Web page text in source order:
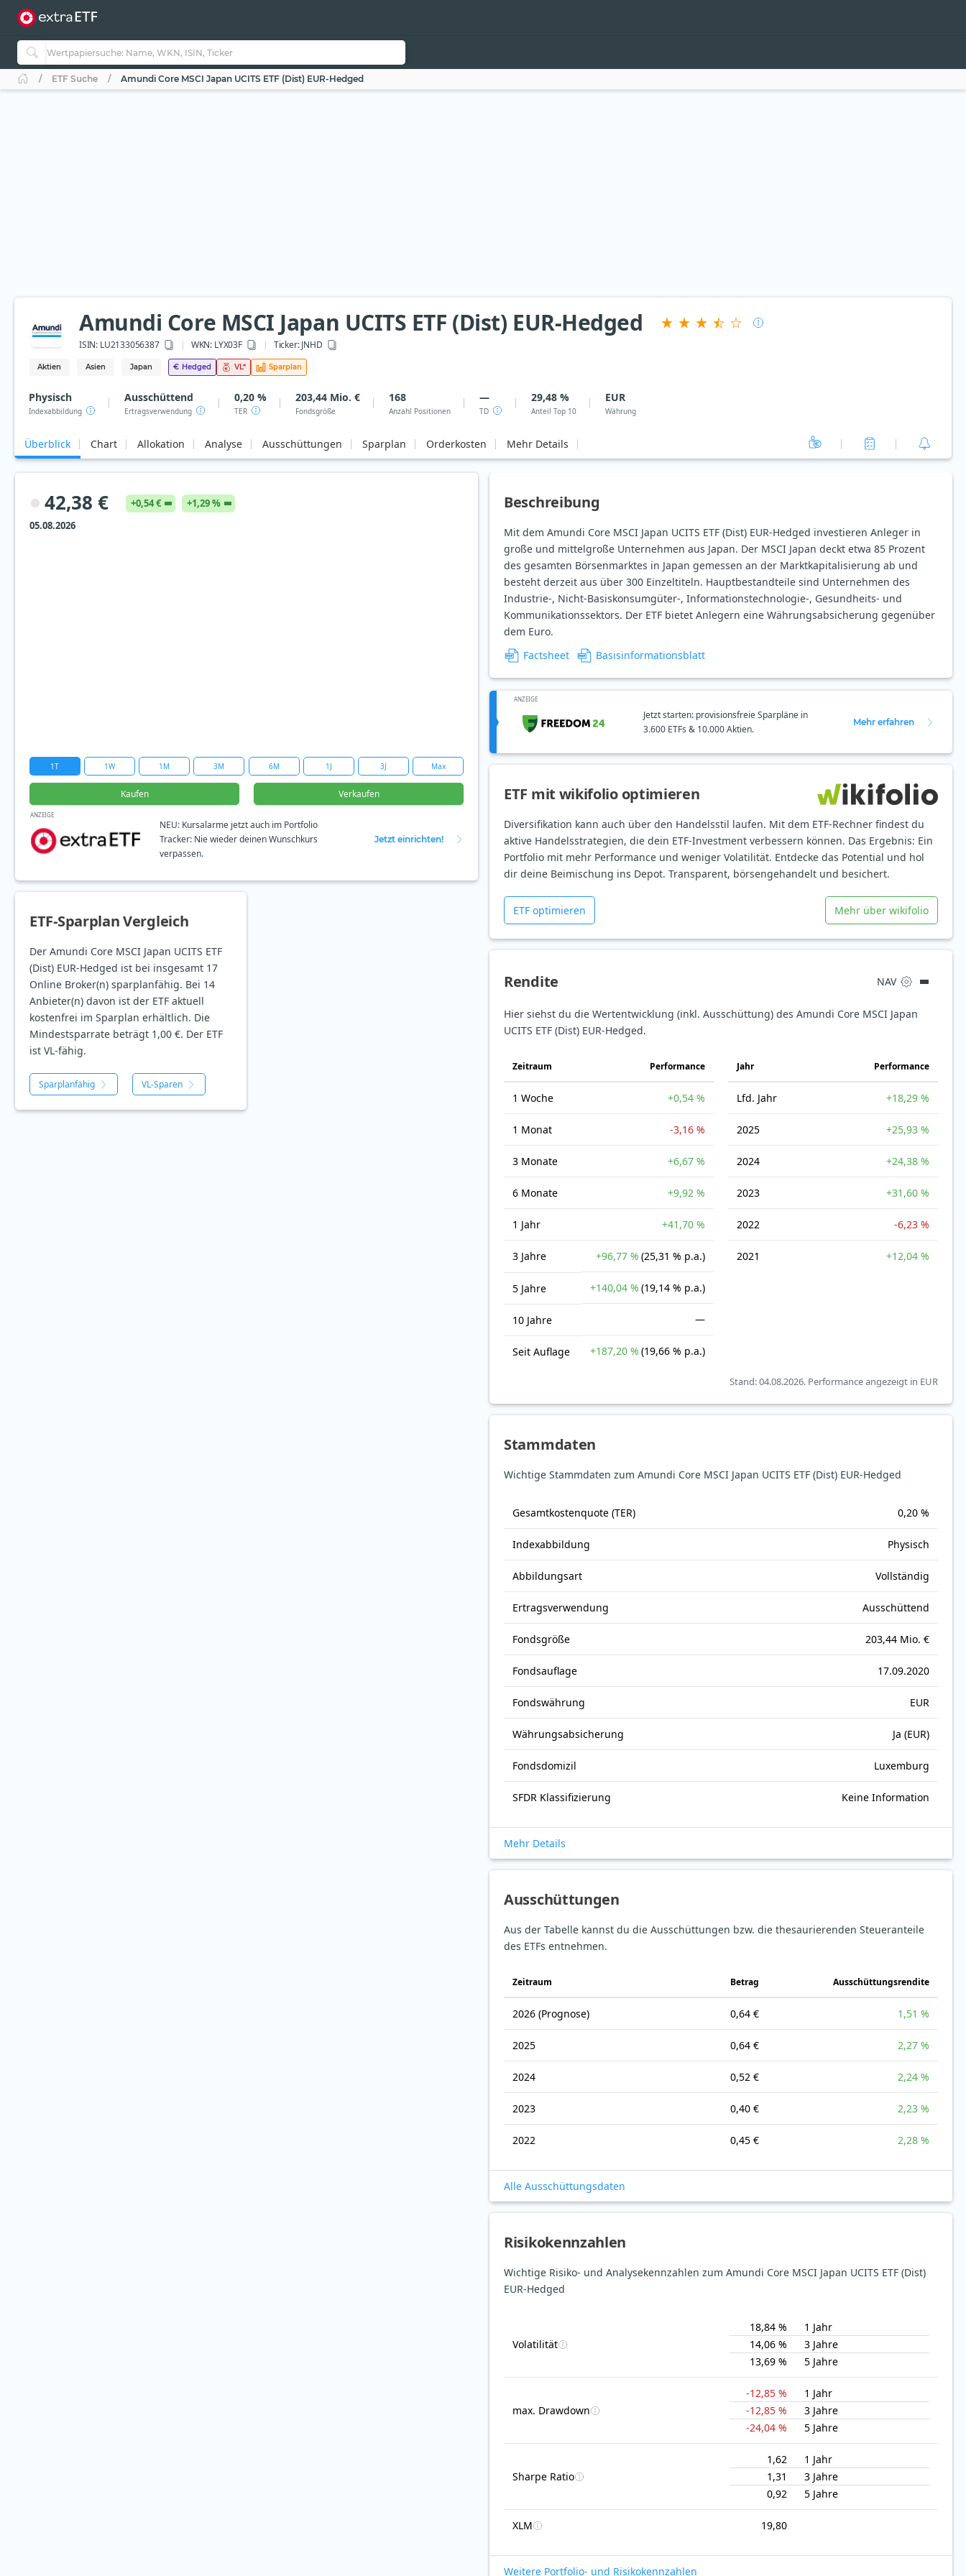
ETF Suche Amundi Core MSCI Japan UCITS ETF (Dist) EUR-Hedged
Amundi Core MSCI Japan UCITS ETF (Dist) EUR-Hedged
ISIN: LU2133056387 WKN: LYX03F Ticker:JNHD
Aktien Asien Japan € Hedged VL* Sparplan
Physisch
Indexabbildung
Ausschüttend
Ertragsverwendung
0,20 %
TER
203,44 Mio. €
Fondsgröße
168
Anzahl Positionen
—
TD
29,48 %
Anteil Top 10
EUR
Währung
Überblick Chart Allokation Analyse Ausschüttungen Sparplan Orderkosten Mehr Details
42,38 € +0,54 €
+1,29 %
05.08.2026
1T 1W 1M 3M 6M 1J 3J Max
Kaufen Verkaufen
ANZEIGE
NEU: Kursalarme jetzt auch im Portfolio
Tracker: Nie wieder deinen Wunschkurs
verpassen.
Jetzt einrichten!
ETF-Sparplan Vergleich
Der Amundi Core MSCI Japan UCITS ETF
(Dist) EUR-Hedged ist bei insgesamt 17
Online Broker(n) sparplanfähig. Bei 14
Anbieter(n) davon ist der ETF aktuell
kostenfrei im Sparplan erhältlich. Die
Mindestsparrate beträgt 1,00 €. Der ETF
ist VL-fähig.
Sparplanfähig VL-Sparen
Beschreibung
Mit dem Amundi Core MSCI Japan UCITS ETF (Dist) EUR-Hedged investieren Anleger in
große und mittelgroße Unternehmen aus Japan. Der MSCI Japan deckt etwa 85 Prozent
des gesamten Börsenmarktes in Japan gemessen an der Marktkapitalisierung ab und
besteht derzeit aus über 300 Einzeltiteln. Hauptbestandteile sind Unternehmen des
Industrie-, Nicht-Basiskonsumgüter-, Informationstechnologie-, Gesundheits- und
Kommunikationssektors. Der ETF bietet Anlegern eine Währungsabsicherung gegenüber
dem Euro.
Factsheet
Basisinformationsblatt
ANZEIGE
Jetzt starten: provisionsfreie Sparpläne in
3.600 ETFs & 10.000 Aktien.
Mehr erfahren
ETF mit wikifolio optimieren
Diversifikation kann auch über den Handelsstil laufen. Mit dem ETF-Rechner findest du
aktive Handelsstrategien, die dein ETF-Investment verbessern können. Das Ergebnis: Ein
Portfolio mit mehr Performance und weniger Volatilität. Entdecke das Potential und hol
dir deine Beimischung ins Depot. Transparent, börsengehandelt und besichert.
ETF optimieren Mehr über wikifolio
Rendite NAV
Hier siehst du die Wertentwicklung (inkl. Ausschüttung) des Amundi Core MSCI Japan
UCITS ETF (Dist) EUR-Hedged.
Zeit­raum Perfor­mance
1 Woche +0,54 %
1 Monat -3,16 %
3 Monate +6,67 %
6 Monate +9,92 %
1 Jahr +41,70 %
3 Jahre +96,77 % (25,31 % p.a.)
5 Jahre +140,04 % (19,14 % p.a.)
10 Jahre —
Seit Auflage +187,20 % (19,66 % p.a.)
Jahr Perfor­mance
Lfd. Jahr +18,29 %
2025 +25,93 %
2024 +24,38 %
2023 +31,60 %
2022 -6,23 %
2021 +12,04 %
Stand: 04.08.2026. Performance angezeigt in EUR
Stammdaten
Wichtige Stammdaten zum Amundi Core MSCI Japan UCITS ETF (Dist) EUR-Hedged
Gesamt­kosten­quote (TER) 0,20 %
Index­abbildung Physisch
Abbildungs­art Vollständig
Ertrags­verwendung Ausschüttend
Fonds­größe 203,44 Mio. €
Fonds­auflage 17.09.2020
Fonds­währung EUR
Währungsabsicherung Ja (EUR)
Fondsdomizil Luxemburg
SFDR Klassifizierung Keine Information
Mehr Details
Ausschüttungen
Aus der Tabelle kannst du die Ausschüttungen bzw. die thesaurierenden Steueranteile
des ETFs entnehmen.
Zeitraum Betrag Ausschüttungsrendite
2026 (Prognose) 0,64 € 1,51 %
2025 0,64 € 2,27 %
2024 0,52 € 2,24 %
2023 0,40 € 2,23 %
2022 0,45 € 2,28 %
Alle Ausschüttungsdaten
Risikokennzahlen
Wichtige Risiko- und Analysekennzahlen zum Amundi Core MSCI Japan UCITS ETF (Dist)
EUR-Hedged
Volatilität
18,84 %
1 Jahr
14,06 %
3 Jahre
13,69 %
5 Jahre
max. Drawdown
-12,85 %
1 Jahr
-12,85 %
3 Jahre
-24,04 %
5 Jahre
Sharpe Ratio
1,62
1 Jahr
1,31
3 Jahre
0,92
5 Jahre
XLM 19,80
Weitere Portfolio- und Risikokennzahlen